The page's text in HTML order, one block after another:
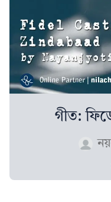
গীত: